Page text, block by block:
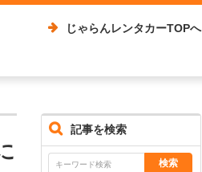
じゃらんレンタカーTOPへ
記事を検索